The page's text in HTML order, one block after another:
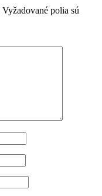
Vyžadované polia sú